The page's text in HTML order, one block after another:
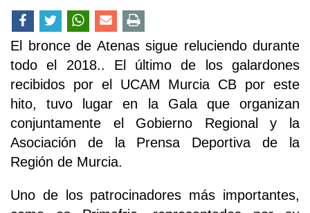
El bronce de Atenas sigue reluciendo durante
todo el 2018.. El último de los galardones
recibidos por el UCAM Murcia CB por este
hito, tuvo lugar en la Gala que organizan
conjuntamente el Gobierno Regional y la
Asociación de la Prensa Deportiva de la
Región de Murcia.
Uno de los patrocinadores más importantes,